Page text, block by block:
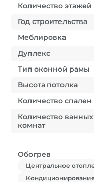
Количество этажей
Год строительства
Меблировка
Дуплекс
Тип оконной рамы
Высота потолка
Количество спален
Количество ванных
комнат
Обогрев
Центральное